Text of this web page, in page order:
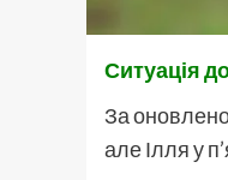
Ситуація
За
але Ілля у